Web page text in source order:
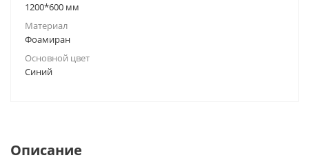
1200*600 мм
Материал
Фоамиран
Основной цвет
Синий
Описание